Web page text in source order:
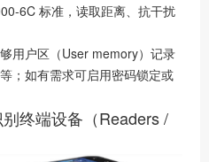
6C 标准，读取距离、抗干扰
用户区（User memory）记录
；如有需求可启用密码锁定或
终端设备（Readers /